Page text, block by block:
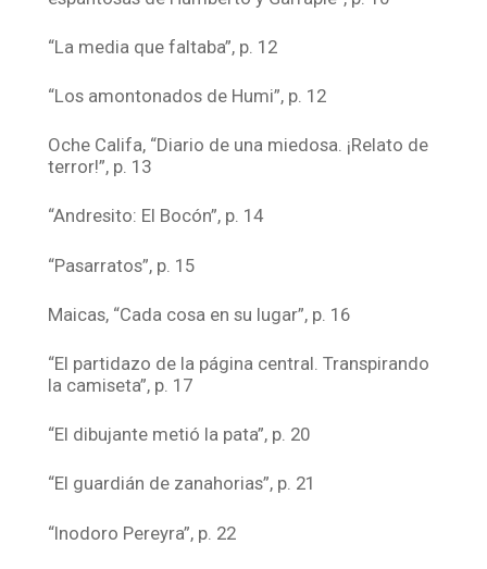
“La media que faltaba”, p. 12
“Los amontonados de Humi”, p. 12
Oche Califa, “Diario de una miedosa. ¡Relato de
terror!”, p. 13
“Andresito: El Bocón”, p. 14
“Pasarratos”, p. 15
Maicas, “Cada cosa en su lugar”, p. 16
“El partidazo de la página central. Transpirando
la camiseta”, p. 17
“El dibujante metió la pata”, p. 20
“El guardián de zanahorias”, p. 21
“Inodoro Pereyra”, p. 22